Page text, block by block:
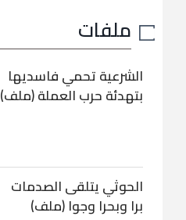
ملفات
الشرعية تحمي فاسديها
بتهدئة حرب العملة (ملف)
الحوثي يتلقى الصدمات
برا وبحرا وجوا (ملف)